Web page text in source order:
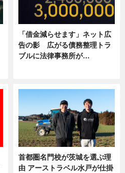
「借金減らせます」ネット広
告の影 広がる債務整理トラ
ブルに法律事務所が…
首都圏名門校が茨城を選ぶ理
由 アーストラベル水戸が仕掛